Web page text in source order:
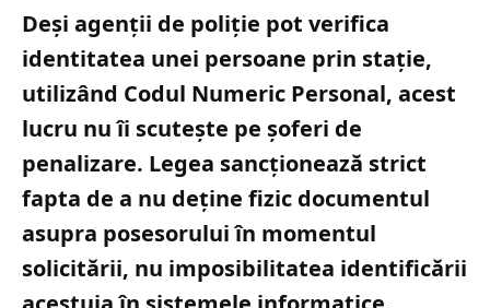
Deși agenții de poliție pot verifica
identitatea unei persoane prin stație,
utilizând Codul Numeric Personal, acest
lucru nu îi scutește pe șoferi de
penalizare. Legea sancționează strict
fapta de a nu deține fizic documentul
asupra posesorului în momentul
solicitării, nu imposibilitatea identificării